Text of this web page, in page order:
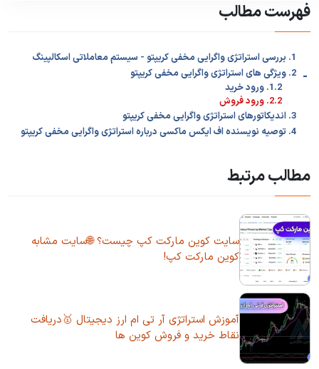
فهرست مطالب
1. بررسی استراتژی واگرایی مخفی کریپتو - سیستم معاملاتی اسکالپینگ
2. ویژگی های استراتژی واگرایی مخفی کریپتو -
1.2. ورود خرید
2.2. ورود فروش
3. اندیکاتورهای استراتژی واگرایی مخفی کریپتو
4. توصیه نویسنده اف ایکس ماکسی درباره استراتژی واگرایی مخفی کریپتو
مطالب مرتبط
سایت کوین مارکت کپ چیست؟ 🌐سایت مشابه
کوین مارکت کپ!
آموزش استراتژی آر تی ام ارز دیجیتال 🥇دریافت
نقاط خرید و فروش کوین ها